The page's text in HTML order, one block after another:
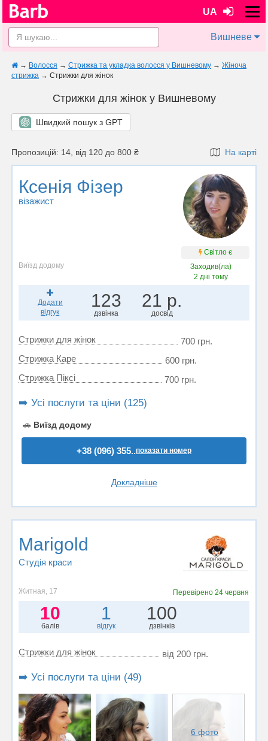
UA
Вишневе
→ Волосся → Стрижка та укладка волосся у Вишневому → Жіноча
стрижка → Стрижки для жінок
Стрижки для жінок у Вишневому
Швидкий пошук з GPT
Пропозицій: 14, від 120 до 800 ₴ На карті
Ксенія Фізер
візажист
Світло є
Виїзд додому
Заходив(ла)
2 дні тому
Додати
відгук
123
дзвінка
21 р.
досвід
Стрижки для жінок
700 грн.
Стрижка Каре
600 грн.
Стрижка Пiксi
700 грн.
➡️ Усі послуги та ціни (125)
🚗 Виїзд додому
+38 (096) 355..показати номер
Докладніше
Marigold
Студія краси
Житная, 17 Перевірено24 червня
10
балів
1
відгук
100
дзвінків
Стрижки для жінок від 200 грн.
➡️ Усі послуги та ціни (49)
6 фото